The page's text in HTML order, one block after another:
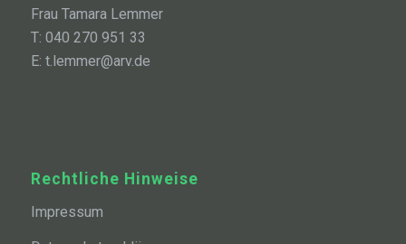
Frau Tamara Lemmer
T: 040 270 951 33
E: t.lemmer@arv.de
Rechtliche Hinweise
Impressum